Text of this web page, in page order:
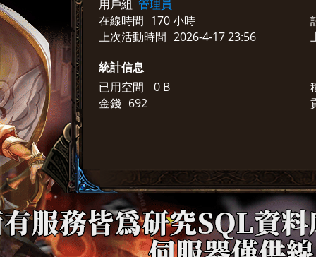
用戶組 管理員
在線時間 170 小時
上次活動時間 2026-4-17 23:56
統計信息
已用空間
0 B
金錢 692